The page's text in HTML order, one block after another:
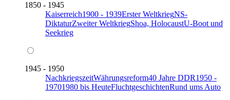
1850 - 1945
Kaiserreich1900 - 1939Erster WeltkriegNS-
DiktaturZweiter WeltkriegShoa, HolocaustU-Boot und
Seekrieg
1945 - 1950
NachkriegszeitWährungsreform40 Jahre DDR1950 -
19701980 bis HeuteFluchtgeschichtenRund ums Auto